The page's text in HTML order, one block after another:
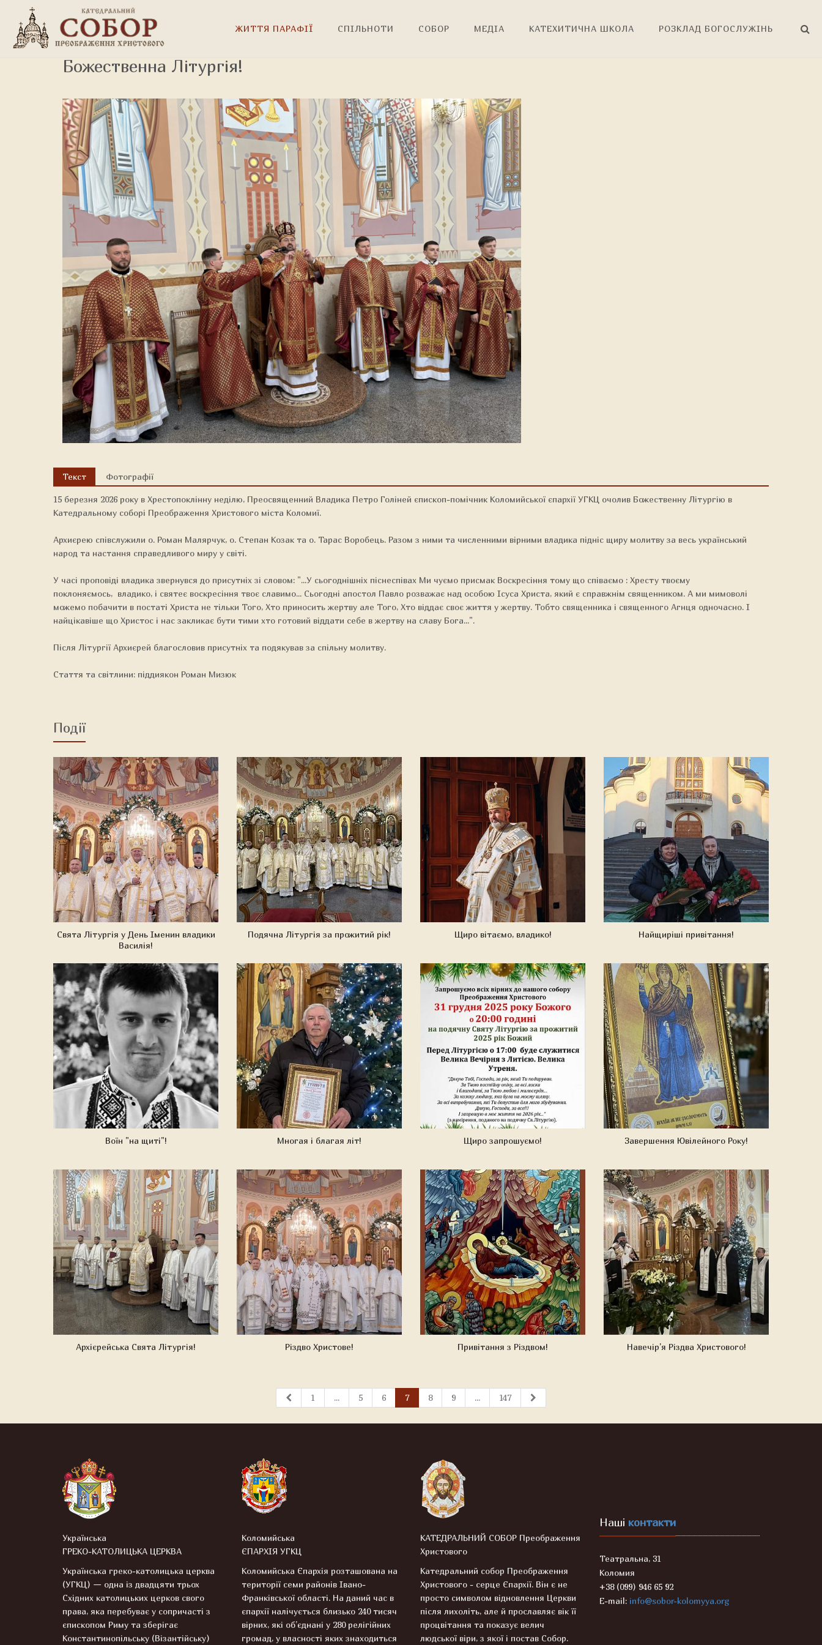
ЖИТТЯ ПАРАФІЇ СПІЛЬНОТИ СОБОР МЕДІА КАТЕХИТИЧНА ШКОЛА РОЗКЛАД БОГОСЛУЖІНЬ
Божественна Літургія!
Текст Фотографії
15 березня 2026 року в Хрестопоклінну неділю, Преосвященний Владика Петро Голіней єпископ-помічник Коломийської єпархії УГКЦ очолив Божественну Літургію в
Катедральному соборі Преображення Христового міста Коломиї.
Архиєрею співслужили о. Роман Малярчук, о. Степан Козак та о. Тарас Воробець. Разом з ними та численними вірними владика підніс щиру молитву за весь український
народ та настання справедливого миру у світі.
У часі проповіді владика звернувся до присутніх зі словом: "...У сьогоднішніх піснеспівах Ми чуємо присмак Воскресіння тому що співаємо : Хресту твоєму
поклоняємось, владико, і святеє воскресіння твоє славимо... Сьогодні апостол Павло розважає над особою Ісуса Христа, який є справжнім священником. А ми мимоволі
можемо побачити в постаті Христа не тільки Того, Хто приносить жертву але Того, Хто віддає своє життя у жертву. Тобто священника і священного Агнця одночасно. І
найцікавіше що Христос і нас закликає бути тими хто готовий віддати себе в жертву на славу Бога...".
Після Літургії Архиєрей благословив присутніх та подякував за спільну молитву.
Стаття та світлини: піддиякон Роман Мизюк
Події
Свята Літургія у День Іменин владики
Василія!
Подячна Літургія за прожитий рік! Щиро вітаємо, владико! Найщиріші привітання!
Воїн "на щиті"! Многая і благая літ! Щиро запрошуємо! Завершення Ювілейного Року!
Архієрейська Свята Літургія! Різдво Христове! Привітання з Різдвом! Навечір'я Різдва Христового!
1 ... 5 6 7 8 9 ... 147
Українська
ГРЕКО-КАТОЛИЦЬКА ЦЕРКВА
Українська греко-католицька церква
(УГКЦ) — одна із двадцяти трьох
Східних католицьких церков свого
права, яка перебуває у сопричасті з
єпископом Риму та зберігає
Константинопільську (Візантійську)
Коломийська
ЄПАРХІЯ УГКЦ
Коломийська Єпархія розташована на
території семи районів Івано-
Франківської області. На даний час в
єпархії налічується близько 240 тисяч
вірних, які об’єднані у 280 релігійних
громад, у власності яких знаходиться
КАТЕДРАЛЬНИЙ СОБОР Преображення
Христового
Катедральний собор Преображення
Христового - серце Єпархії. Він є не
просто символом відновлення Церкви
після лихоліть, але й прославляє вік її
процвітання та показує велич
людської віри, з якої і постав Собор.
Наші контакти
Театральна, 31
Коломия
+38 (099) 946 65 92
E-mail: info@sobor-kolomyya.org